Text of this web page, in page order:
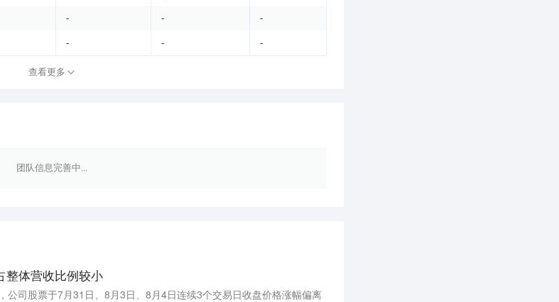
- - -
- - -
查看更多
团队信息完善中...
整体营收比例较小
公司股票于7月31日、8月3日、8月4日连续3个交易日收盘价格涨幅偏离